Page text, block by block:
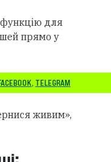
функцію для
прямо у
, TELEGRAM
живим»,